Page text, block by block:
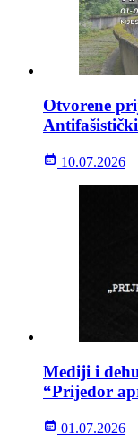
Otvorene
10.07.2026
Mediji i
“Prijedor
01.07.2026